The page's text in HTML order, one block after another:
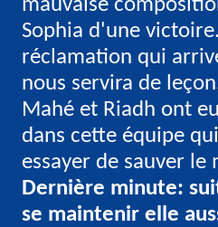
mauvaise
Sophia d'une
réclamation qui
nous servira de
Mahé et Riadh ont
dans cette équipe
essayer de sauver
Dernière minute:
se maintenir elle